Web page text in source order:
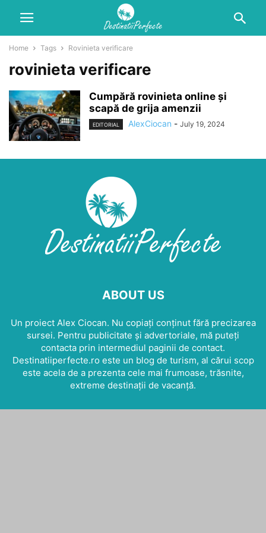
Home Tags Rovinieta verificare
rovinieta verificare
Cumpără rovinieta online și
scapă de grija amenzii
EDITORIAL AlexCiocan - July 19, 2024
ABOUT US
Un proiect Alex Ciocan. Nu copiați conținut fără precizarea
sursei. Pentru publicitate și advertoriale, mă puteți
contacta prin intermediul paginii de contact.
Destinatiiperfecte.ro este un blog de turism, al cărui scop
este acela de a prezenta cele mai frumoase, trăsnite,
extreme destinații de vacanță.